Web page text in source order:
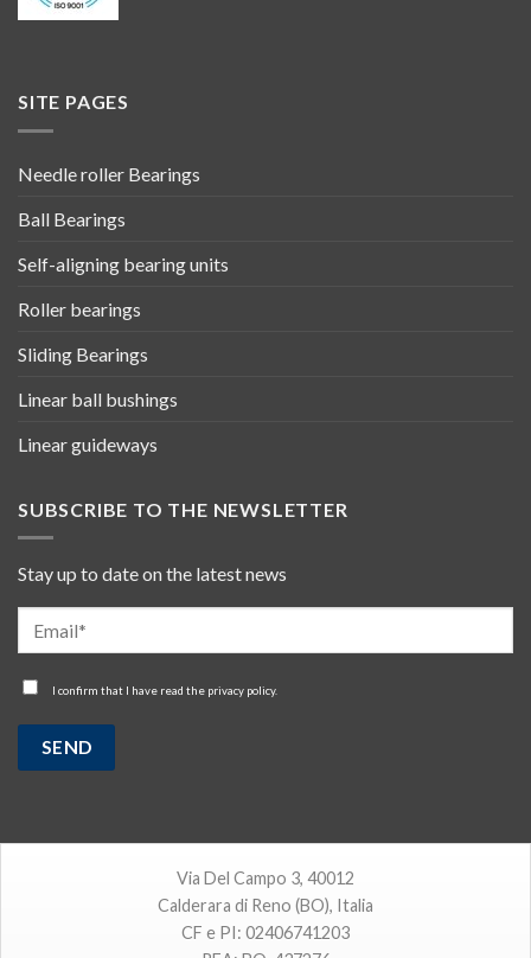
SITE PAGES
Needle roller Bearings
Ball Bearings
Self-aligning bearing units
Roller bearings
Sliding Bearings
Linear ball bushings
Linear guideways
SUBSCRIBE TO THE NEWSLETTER
Stay up to date on the latest news
I confirm that I have read the privacy policy.
Via Del Campo 3, 40012
Calderara di Reno (BO), Italia
CF e PI: 02406741203